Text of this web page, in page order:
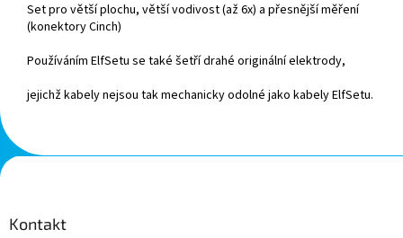
Set pro větší plochu, větší vodivost (až 6x) a přesnější měření
(konektory Cinch)
Používáním ElfSetu se také šetří drahé originální elektrody,
jejichž kabely nejsou tak mechanicky odolné jako kabely ElfSetu.
Z
á
Kontakt